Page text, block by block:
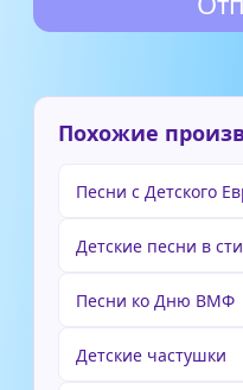
Похожие
Песни с Детского
Детские песни в
Песни ко Дню ВМФ
Детские частушки